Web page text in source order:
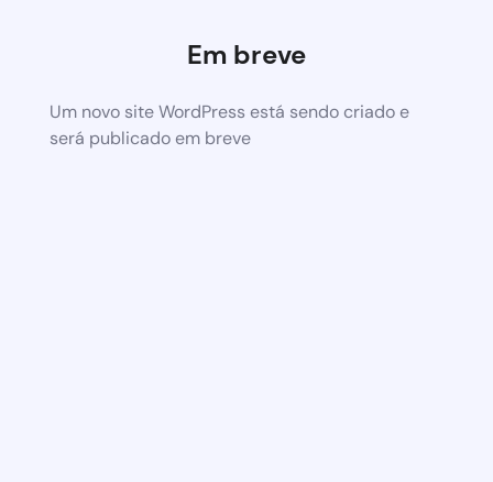
Em breve
Um novo site WordPress está sendo criado e
será publicado em breve